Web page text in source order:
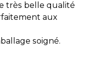
très belle qualité
aux
soigné.